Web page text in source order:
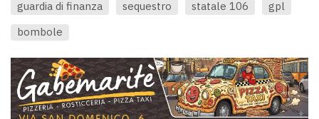
guardia di finanza sequestro statale 106
gpl
bombole